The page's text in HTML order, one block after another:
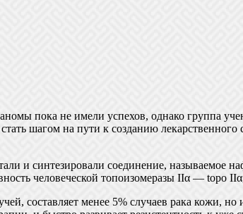
пока не имели успехов, однако группа
шагом на пути к созданию
и синтезировали соединение, называемое
человеческой топоизомеразы IIα — topo
составляет менее 5% случаев рака кожи,